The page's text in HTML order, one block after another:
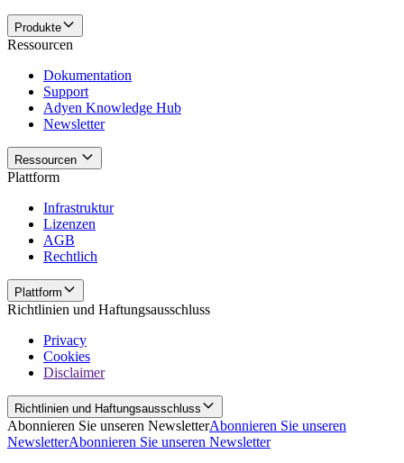
Produkte
Ressourcen
Dokumentation
Support
Adyen Knowledge Hub
Newsletter
Ressourcen
Plattform
Infrastruktur
Lizenzen
AGB
Rechtlich
Plattform
Richtlinien und Haftungsausschluss
Privacy
Cookies
Disclaimer
Richtlinien und Haftungsausschluss
Abonnieren Sie unseren NewsletterAbonnieren Sie unseren
NewsletterAbonnieren Sie unseren Newsletter